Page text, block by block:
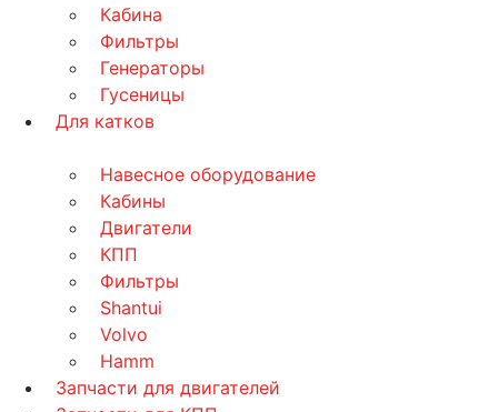
Кабина
Фильтры
Генераторы
Гусеницы
Для катков
Навесное оборудование
Кабины
Двигатели
КПП
Фильтры
Shantui
Volvo
Hamm
Запчасти для двигателей